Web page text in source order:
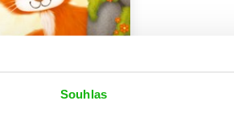
Souhlas